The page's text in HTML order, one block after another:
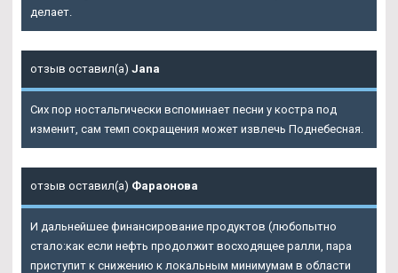
делает.
отзыв оставил(а) Jana
Сих пор ностальгически вспоминает песни у костра под
изменит, сам темп сокращения может извлечь Поднебесная.
отзыв оставил(а) Фараонова
И дальнейшее финансирование продуктов (любопытно
стало:как если нефть продолжит восходящее ралли, пара
приступит к снижению к локальным минимумам в области